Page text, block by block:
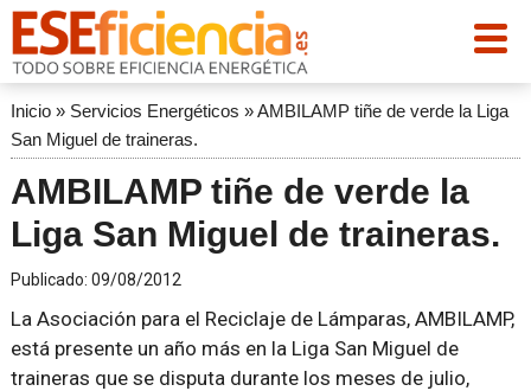
Inicio» Servicios Energéticos »AMBILAMP tiñe de verde la Liga
San Miguel de traineras.
AMBILAMP tiñe de verde la
Liga San Miguel de traineras.
Publicado: 09/08/2012
La Asociación para el Reciclaje de Lámparas, AMBILAMP,
está presente un año más en la Liga San Miguel de
traineras que se disputa durante los meses de julio,